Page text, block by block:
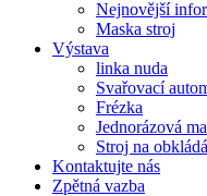
Nejnovější
Maska stroj
Výstava
linka nuda
Svařovací
Frézka
Jednorázová
Stroj na
Kontaktujte nás
Zpětná vazba